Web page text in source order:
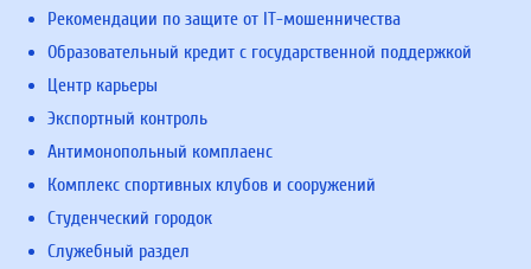
Рекомендации по защите от IT-мошенничества
Образовательный кредит с государственной поддержкой
Центр карьеры
Экспортный контроль
Антимонопольный комплаенс
Комплекс спортивных клубов и сооружений
Студенческий городок
Служебный раздел